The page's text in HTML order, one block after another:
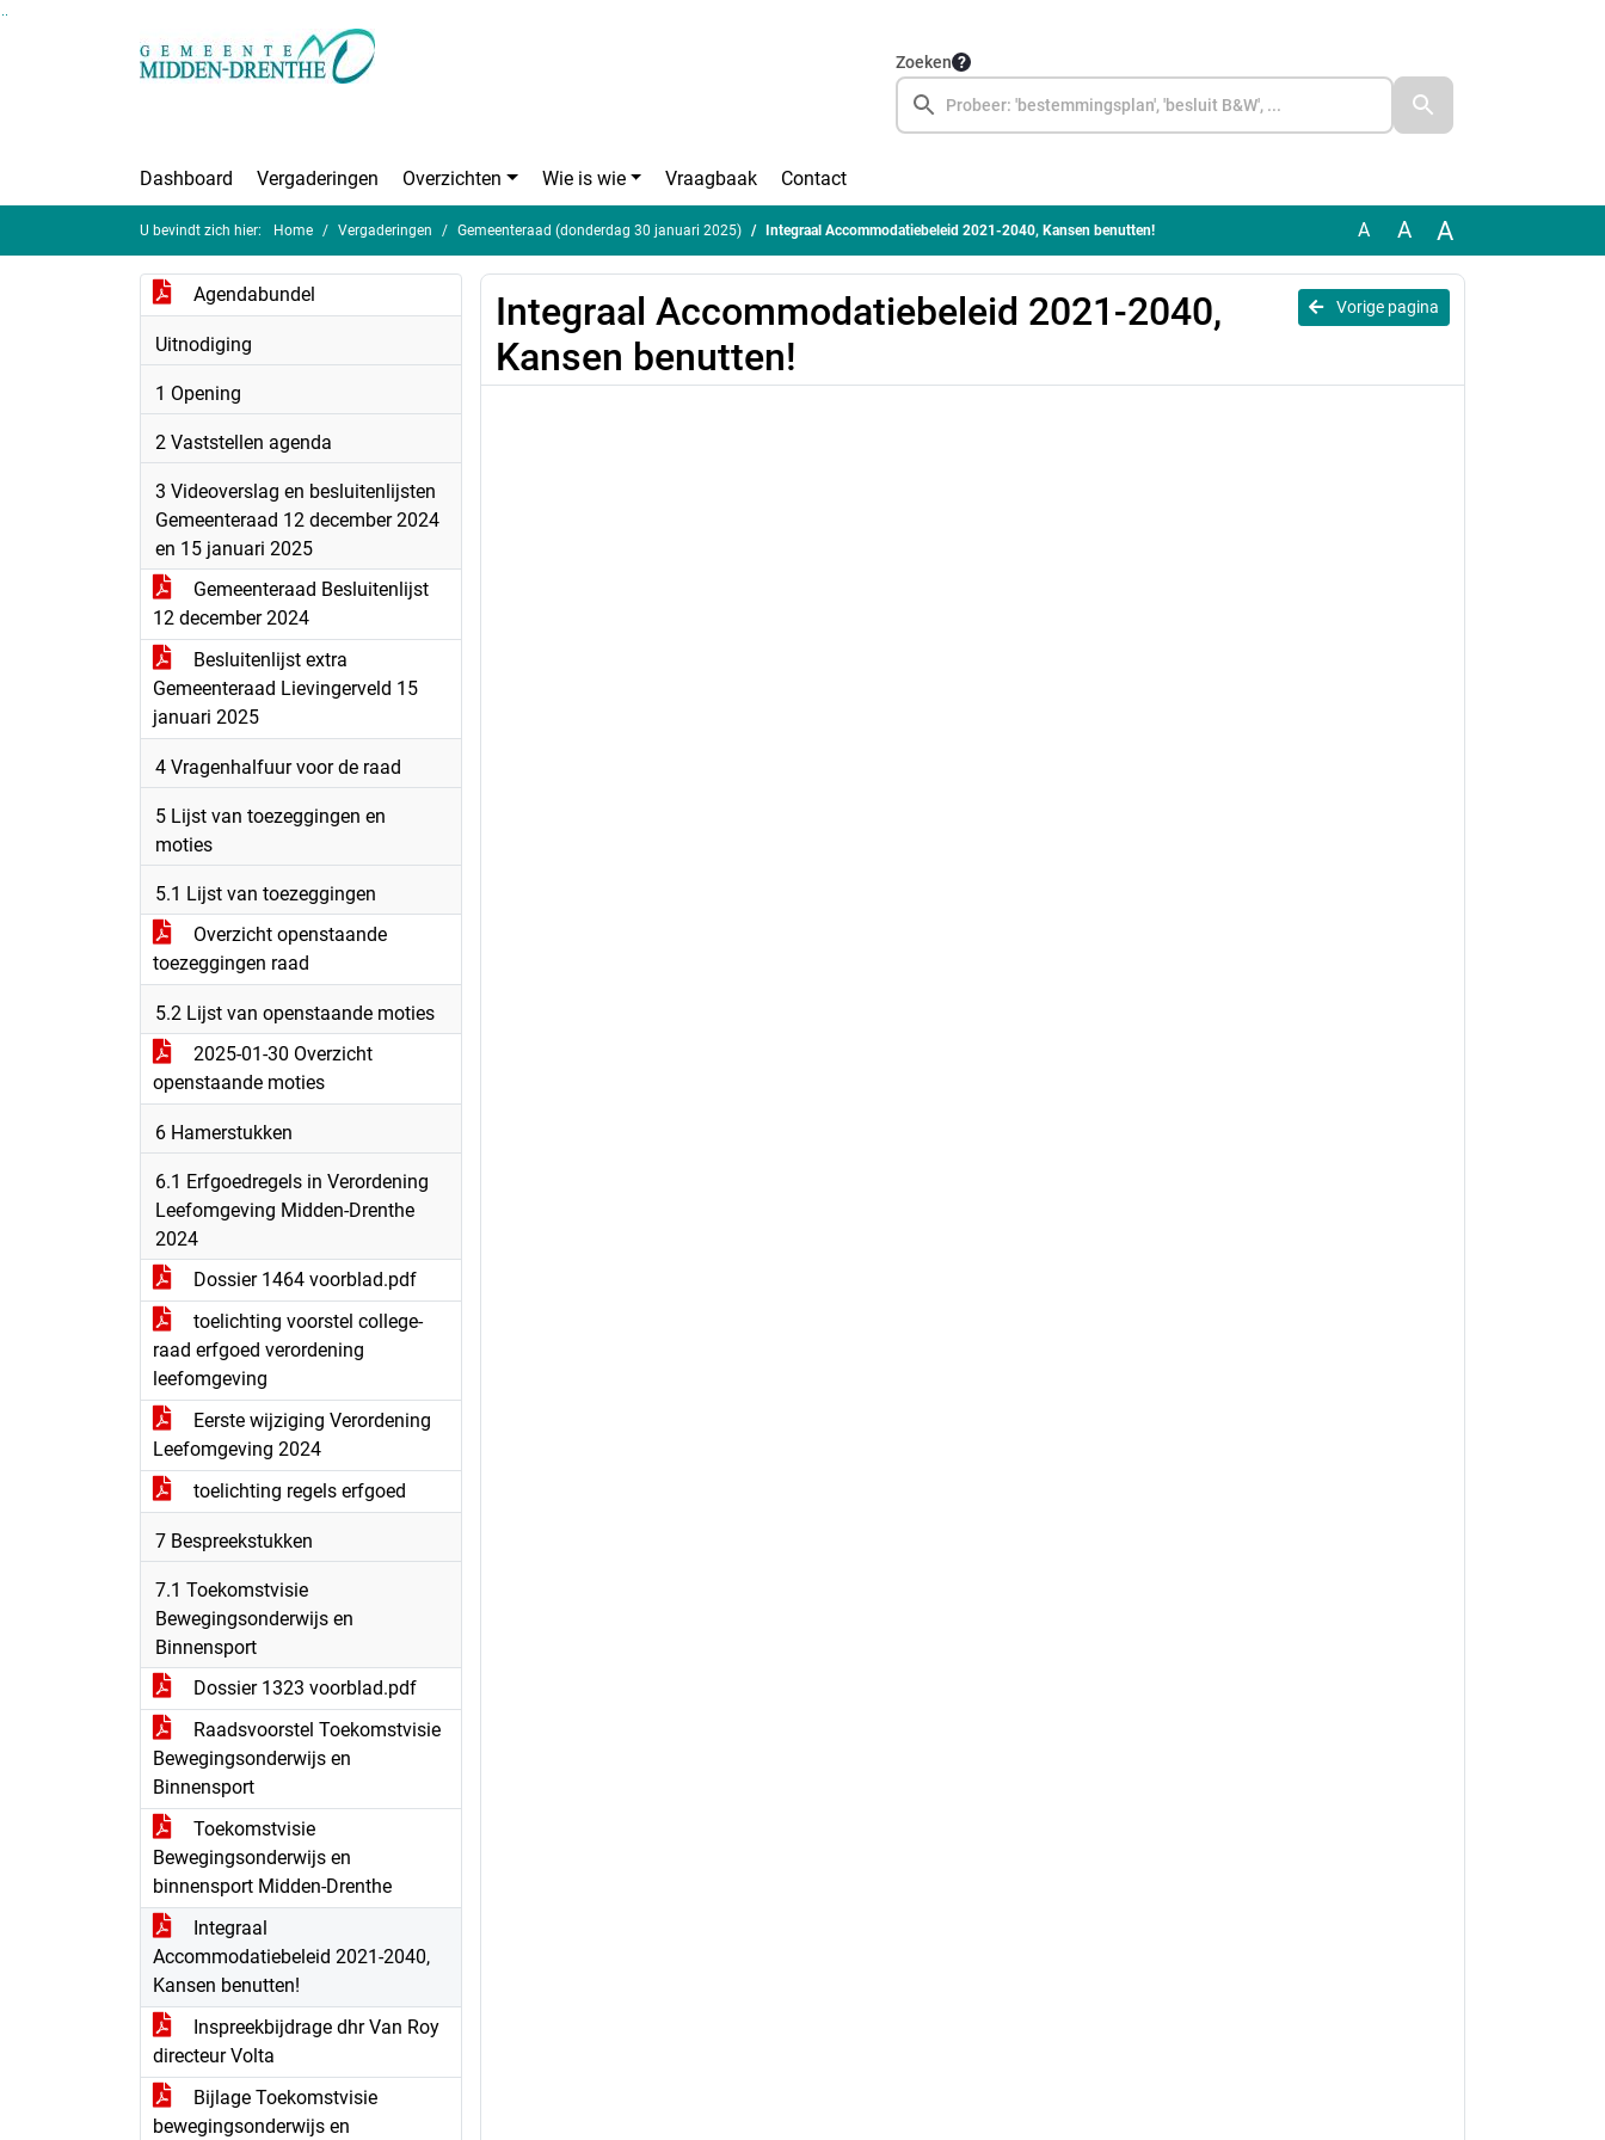
Zoeken
Dashboard Vergaderingen Overzichten Wie is wie Vraagbaak Contact
U bevindt zich hier: Home Vergaderingen Gemeenteraad (donderdag 30 januari 2025) Integraal Accommodatiebeleid 2021-2040, Kansen benutten! A A A
Agendabundel
Uitnodiging
1 Opening
2 Vaststellen agenda
3 Videoverslag en besluitenlijsten
Gemeenteraad 12 december 2024
en 15 januari 2025
Gemeenteraad Besluitenlijst
12 december 2024
Besluitenlijst extra
Gemeenteraad Lievingerveld 15
januari 2025
4 Vragenhalfuur voor de raad
5 Lijst van toezeggingen en
moties
5.1 Lijst van toezeggingen
Overzicht openstaande
toezeggingen raad
5.2 Lijst van openstaande moties
2025-01-30 Overzicht
openstaande moties
6 Hamerstukken
6.1 Erfgoedregels in Verordening
Leefomgeving Midden-Drenthe
2024
Dossier 1464 voorblad.pdf
toelichting voorstel college-
raad erfgoed verordening
leefomgeving
Eerste wijziging Verordening
Leefomgeving 2024
toelichting regels erfgoed
7 Bespreekstukken
7.1 Toekomstvisie
Bewegingsonderwijs en
Binnensport
Dossier 1323 voorblad.pdf
Raadsvoorstel Toekomstvisie
Bewegingsonderwijs en
Binnensport
Toekomstvisie
Bewegingsonderwijs en
binnensport Midden-Drenthe
Integraal
Accommodatiebeleid 2021-2040,
Kansen benutten!
Inspreekbijdrage dhr Van Roy
directeur Volta
Bijlage Toekomstvisie
bewegingsonderwijs en
Vorige pagina
Integraal Accommodatiebeleid 2021-2040,
Kansen benutten!